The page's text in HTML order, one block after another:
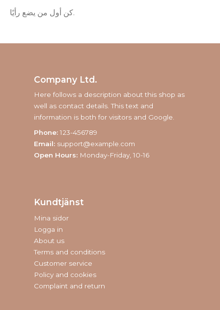
كن أول من يضع رأيًا.
Company Ltd.
Here follows a description about this shop as
well as contact details. This text and
information is both for visitors and Google.
Phone: 123-456789
Email: support@example.com
Open Hours: Monday-Friday, 10-16
Kundtjänst
Mina sidor
Logga in
About us
Terms and conditions
Customer service
Policy and cookies
Complaint and return